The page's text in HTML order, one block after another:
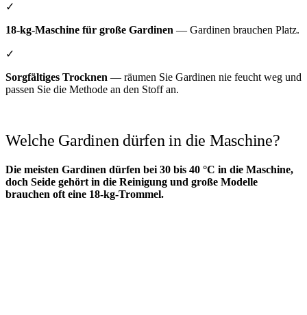
✓
18-kg-Maschine für große Gardinen — Gardinen brauchen Platz.
✓
Sorgfältiges Trocknen — räumen Sie Gardinen nie feucht weg und
passen Sie die Methode an den Stoff an.
Welche Gardinen dürfen in die Maschine?
Die meisten Gardinen dürfen bei 30 bis 40 °C in die Maschine,
doch Seide gehört in die Reinigung und große Modelle
brauchen oft eine 18-kg-Trommel.